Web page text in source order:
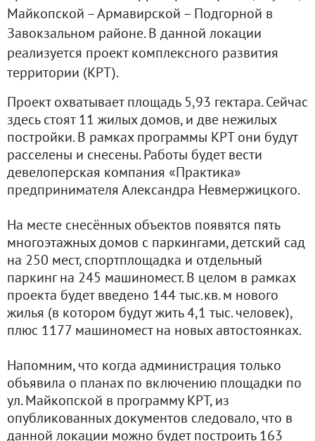
Майкопской – Армавирской – Подгорной в
Завокзальном районе. В данной локации
реализуется проект комплексного развития
территории (КРТ).
Проект охватывает площадь 5,93 гектара. Сейчас
здесь стоят 11 жилых домов, и две нежилых
постройки. В рамках программы КРТ они будут
расселены и снесены. Работы будет вести
девелоперская компания «Практика»
предпринимателя Александра Невмержицкого.
На месте снесённых объектов появятся пять
многоэтажных домов с паркингами, детский сад
на 250 мест, спортплощадка и отдельный
паркинг на 245 машиномест. В целом в рамках
проекта будет введено 144 тыс.кв. м нового
жилья (в котором будут жить 4,1 тыс. человек),
плюс 1177 машиномест на новых автостоянках.
Напомним, что когда администрация только
объявила о планах по включению площадки по
ул. Майкопской в программу КРТ, из
опубликованных документов следовало, что в
данной локации можно будет построить 163